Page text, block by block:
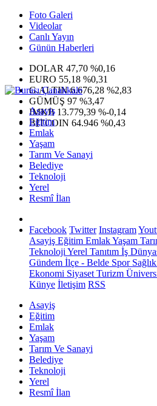
Foto Galeri
Videolar
Canlı Yayın
Günün Haberleri
DOLAR 47,70 %0,16
EURO 55,18 %0,31
G.ALTIN6.676,28 %2,83
GÜMÜŞ 97 %3,47
IMKB 13.779,39 %-0,14
BITCOIN 64.946 %0,43
Asayiş
Eğitim
Emlak
Yaşam
Tarım Ve Sanayi
Belediye
Teknoloji
Yerel
Resmî İlan
Facebook Twitter Instagram
Asayiş Eğitim EmlakYaşam
Teknoloji Yerel Tanıtım İş
Gündem İlçe - Belde SporSağlık
Ekonomi Siyaset Turizm
Künye İletişim RSS
Asayiş
Eğitim
Emlak
Yaşam
Tarım Ve Sanayi
Belediye
Teknoloji
Yerel
Resmî İlan